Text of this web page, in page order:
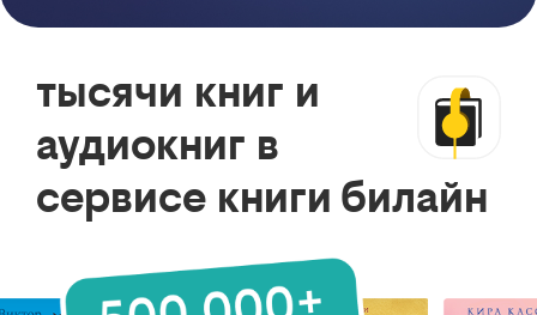
тысячи книг и
аудиокниг в
сервисе книги билайн